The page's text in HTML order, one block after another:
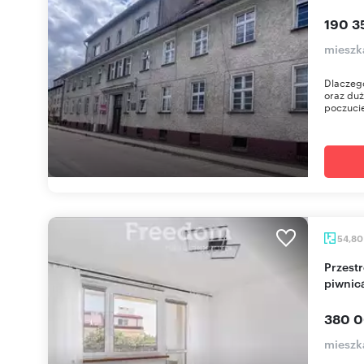
190
oraz
54,80
Przestronne 2-pokojowe mieszkanie z balkonem i
380